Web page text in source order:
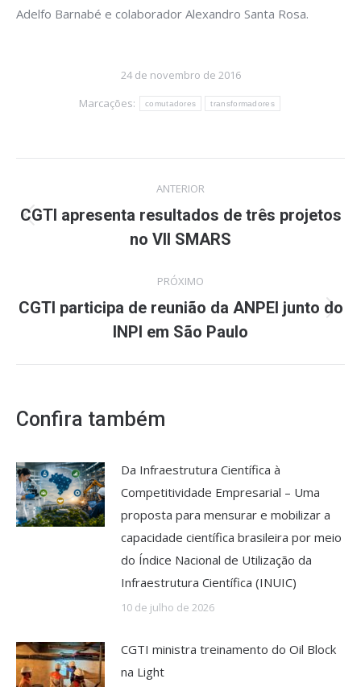
Adelfo Barnabé e colaborador Alexandro Santa Rosa.
24 de novembro de 2016
Marcações:
comutadores transformadores
de
ANTERIOR
Post
anterior:
CGTI apresenta resultados de três projetos
no VII SMARS
PRÓXIMO
Próximo
post:
CGTI participa de reunião da ANPEI junto do
INPI em São Paulo
Confira também
Da Infraestrutura Científica à
Competitividade Empresarial – Uma
proposta para mensurar e mobilizar a
capacidade científica brasileira por meio
do Índice Nacional de Utilização da
Infraestrutura Científica (INUIC)
10 de julho de 2026
CGTI ministra treinamento do Oil Block
na Light